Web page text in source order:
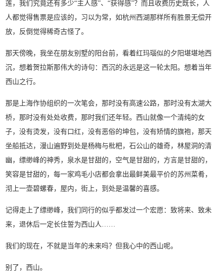
莲，我们究竟还有多少“主人感”、“获得感”？而且收费历史既长，人
人都觉得售票是应该的，习以为常，如杭州西湖那样所有胜景无偿开
放，反倒觉得稀奇古怪了。
那天傍晚，我坐在朋友别墅的阳台前，看着红玛瑙似的夕阳堪堪地西
沉，想着贺拉斯那伟大的诗句：西沉的永远是这一轮太阳。想着当年
西山之行。
那是上海作协组织的一次笔会，那时没有高速公路，那时没有太湖大
桥，那时没有处处收费，那时我们还年轻。西山就像一个清纯的女
子，没有烫发，没有口红，没有恶俗的坤包，没有矫情的旗袍，那天
坐船抵达，漫山遍野到处是杨梅与枇杷，石公山的雄奇，林屋洞的清
幽，缥缈峰的神秀，泉水是甘甜的，空气是甘甜的，方言是甘甜的，
笑容是甘甜的，每一家鸡毛小店都会拿出最鲜美最平价的苏州菜肴，
沏上一壶碧螺春，屋内，街上，到处是温馨的喜感。
记得走上了缥缈峰，我们同行的似乎都发过一个宏愿：致将来、致未
来，退休后一定长住誓为西山人……
我们的现在，不就是当年的未来吗？但我心中的西山呢。
别了，西山。